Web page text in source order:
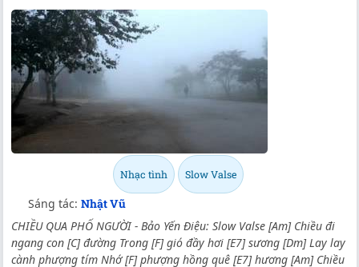
Nhạc tình Slow Valse
Sáng tác: Nhật Vũ
CHIỀU QUA PHỐ NGƯỜI - Bảo Yến Điệu: Slow Valse [Am] Chiều đi
ngang con [C] đường Trong [F] gió đầy hơi [E7] sương [Dm] Lay lay
cành phượng tím Nhớ [F] phượng hồng quê [E7] hương [Am] Chiều